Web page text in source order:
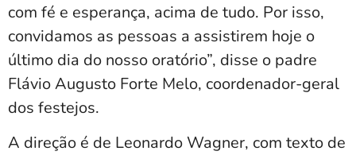
com fé e esperança, acima de tudo. Por isso,
convidamos as pessoas a assistirem hoje o
último dia do nosso oratório”, disse o padre
Flávio Augusto Forte Melo, coordenador-geral
dos festejos.
A direção é de Leonardo Wagner, com texto de